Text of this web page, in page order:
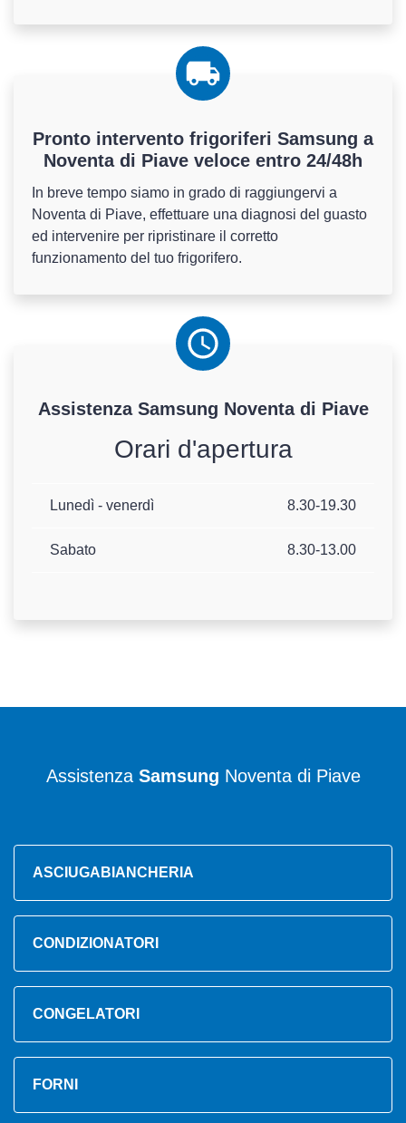
Pronto intervento frigoriferi Samsung a
Noventa di Piave veloce entro 24/48h
In breve tempo siamo in grado di raggiungervi a
Noventa di Piave, effettuare una diagnosi del guasto
ed intervenire per ripristinare il corretto
funzionamento del tuo frigorifero.
Assistenza Samsung Noventa di Piave
Orari d'apertura
Lunedì - venerdì 8.30-19.30
Sabato 8.30-13.00
Assistenza Samsung Noventa di Piave
ASCIUGABIANCHERIA
CONDIZIONATORI
CONGELATORI
FORNI